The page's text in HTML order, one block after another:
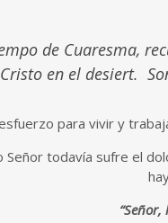
de Cuaresma,
en el desiert.
para vivir y
Señor todavía sufre el